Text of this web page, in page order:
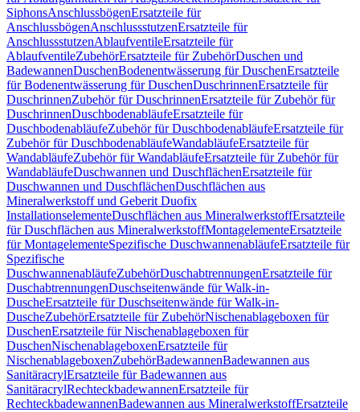
SiphonsAnschlussbögenErsatzteile für
AnschlussbögenAnschlussstutzenErsatzteile für
AnschlussstutzenAblaufventileErsatzteile für
AblaufventileZubehörErsatzteile für ZubehörDuschen und
BadewannenDuschenBodenentwässerung für DuschenErsatzteile
für Bodenentwässerung für DuschenDuschrinnenErsatzteile für
DuschrinnenZubehör für DuschrinnenErsatzteile für Zubehör für
DuschrinnenDuschbodenabläufeErsatzteile für
DuschbodenabläufeZubehör für DuschbodenabläufeErsatzteile für
Zubehör für DuschbodenabläufeWandabläufeErsatzteile für
WandabläufeZubehör für WandabläufeErsatzteile für Zubehör für
WandabläufeDuschwannen und DuschflächenErsatzteile für
Duschwannen und DuschflächenDuschflächen aus
Mineralwerkstoff und Geberit Duofix
InstallationselementeDuschflächen aus MineralwerkstoffErsatzteile
für Duschflächen aus MineralwerkstoffMontagelementeErsatzteile
für MontagelementeSpezifische DuschwannenabläufeErsatzteile für
Spezifische
DuschwannenabläufeZubehörDuschabtrennungenErsatzteile für
DuschabtrennungenDuschseitenwände für Walk-in-
DuscheErsatzteile für Duschseitenwände für Walk-in-
DuscheZubehörErsatzteile für ZubehörNischenablageboxen für
DuschenErsatzteile für Nischenablageboxen für
DuschenNischenablageboxenErsatzteile für
NischenablageboxenZubehörBadewannenBadewannen aus
SanitäracrylErsatzteile für Badewannen aus
SanitäracrylRechteckbadewannenErsatzteile für
RechteckbadewannenBadewannen aus MineralwerkstoffErsatzteile